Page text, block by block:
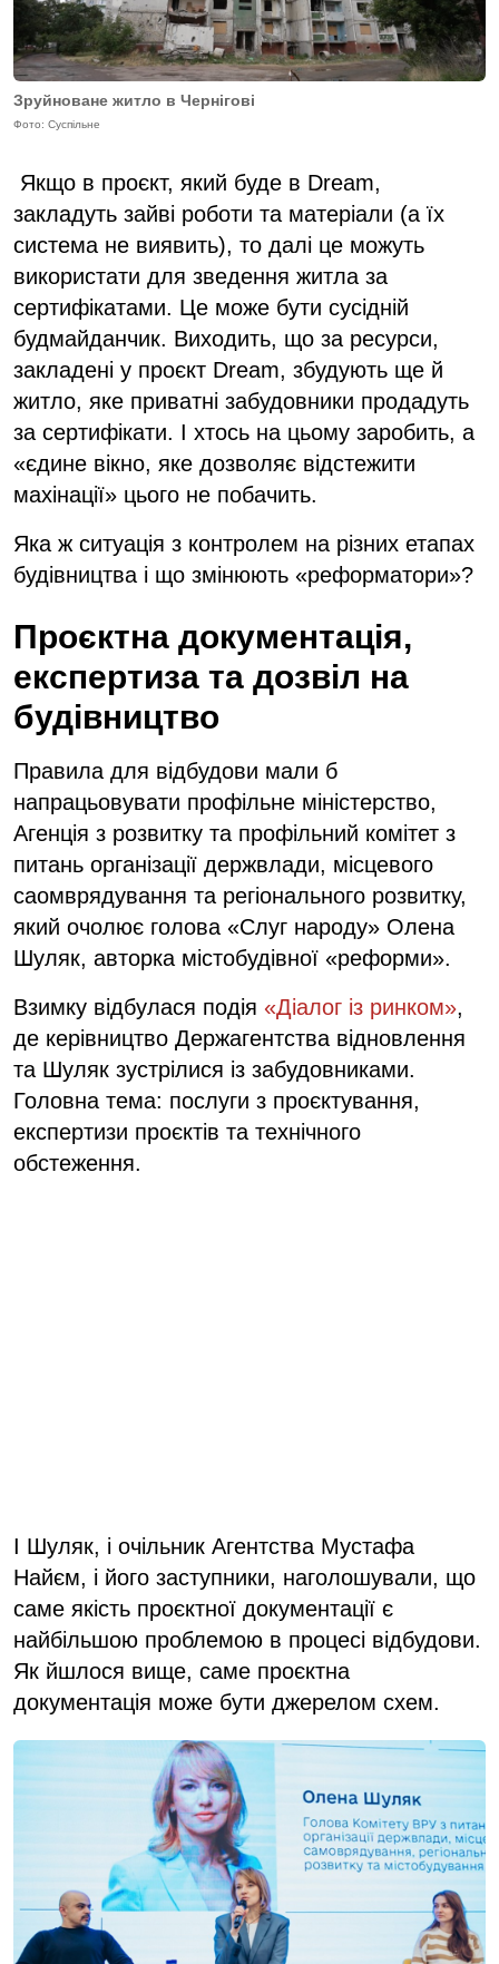
Зруйноване житло в Чернігові
Фото: Суспільне
Якщо в проєкт, який буде в Dream,
закладуть зайві роботи та матеріали (а їх
система не виявить), то далі це можуть
використати для зведення житла за
сертифікатами. Це може бути сусідній
будмайданчик. Виходить, що за ресурси,
закладені у проєкт Dream, збудують ще й
житло, яке приватні забудовники продадуть
за сертифікати. І хтось на цьому заробить, а
«єдине вікно, яке дозволяє відстежити
махінації» цього не побачить.
Яка ж ситуація з контролем на різних етапах
будівництва і що змінюють «реформатори»?
Проєктна документація,
експертиза та дозвіл на
будівництво
Правила для відбудови мали б
напрацьовувати профільне міністерство,
Агенція з розвитку та профільний комітет з
питань організації держвлади, місцевого
саомврядування та регіонального розвитку,
який очолює голова «Слуг народу» Олена
Шуляк, авторка містобудівної «реформи».
Взимку відбулася подія «Діалог із ринком»,
де керівництво Держагентства відновлення
та Шуляк зустрілися із забудовниками.
Головна тема: послуги з проєктування,
експертизи проєктів та технічного
обстеження.
І Шуляк, і очільник Агентства Мустафа
Найєм, і його заступники, наголошували, що
саме якість проєктної документації є
найбільшою проблемою в процесі відбудови.
Як йшлося вище, саме проєктна
документація може бути джерелом схем.